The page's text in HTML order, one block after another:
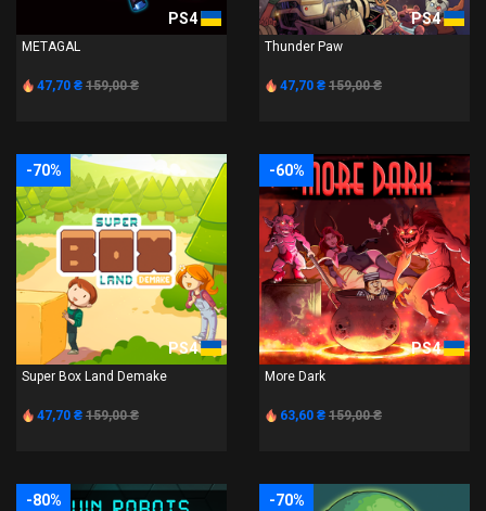
PS4
METAGAL
47,70 ₴ 159,00 ₴
PS4
Thunder Paw
47,70 ₴ 159,00 ₴
-70%
PS4
Super Box Land Demake
47,70 ₴ 159,00 ₴
-60%
PS4
More Dark
63,60 ₴ 159,00 ₴
-80% -70%